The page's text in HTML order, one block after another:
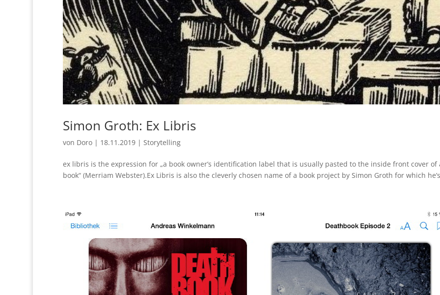
Simon Groth: Ex Libris
von Doro| 18.11.2019| Storytelling
ex libris is the expression for „a book owner’s identification label that is usually pasted to the inside front cover of
book“ (Merriam Webster).Ex Libris is also the cleverly chosen name of a book project by Simon Groth for which